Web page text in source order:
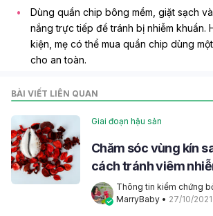
Dùng quần chip bông mềm, giặt sạch
nắng trực tiếp để tránh bị nhiễm khuẩn.
kiện, mẹ có thể mua quần chip dùng
cho an toàn.
BÀI VIẾT LIÊN QUAN
Giai đoạn hậu sản
Chăm sóc vùng kín
cách tránh viêm
Thông tin kiểm chứng
MarryBaby • 27/10/2021